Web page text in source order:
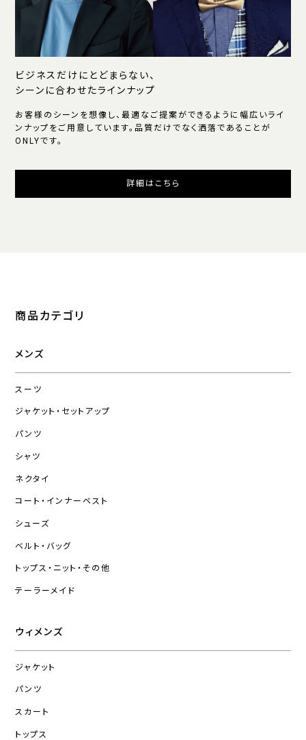
ビジネスだけにとどまらない、
シーンに合わせたラインナップ
お客様のシーンを想像し、最適なご提案ができるように幅広いライ
ンナップをご用意しています。品質だけでなく洒落であることが
ONLYです。
詳細はこちら
商品カテゴリ
メンズ
スーツ
ジャケット・セットアップ
パンツ
シャツ
ネクタイ
コート・インナーベスト
シューズ
ベルト・バッグ
トップス・ニット・その他
テーラーメイド
ウィメンズ
ジャケット
パンツ
スカート
トップス